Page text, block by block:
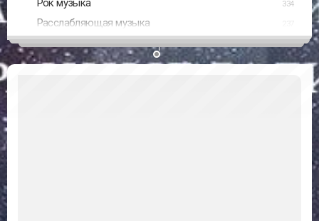
Рок музыка 334
Расслабляющая музыка